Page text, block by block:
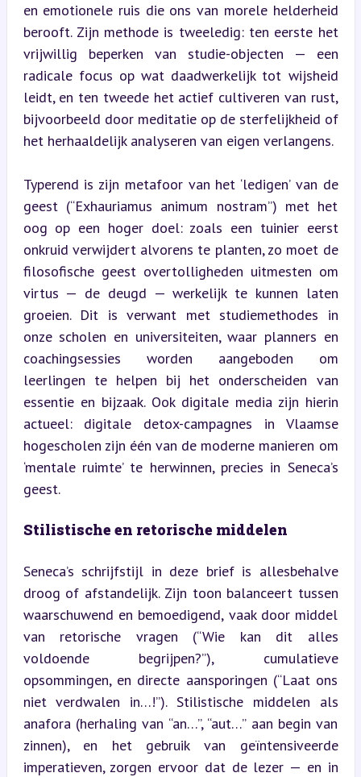
en emotionele ruis die ons van morele helderheid
berooft. Zijn methode is tweeledig: ten eerste het
vrijwillig beperken van studie-objecten — een
radicale focus op wat daadwerkelijk tot wijsheid
leidt, en ten tweede het actief cultiveren van rust,
bijvoorbeeld door meditatie op de sterfelijkheid of
het herhaaldelijk analyseren van eigen verlangens.
Typerend is zijn metafoor van het ‘ledigen’ van de
geest (“Exhauriamus animum nostram”) met het
oog op een hoger doel: zoals een tuinier eerst
onkruid verwijdert alvorens te planten, zo moet de
filosofische geest overtolligheden uitmesten om
virtus — de deugd — werkelijk te kunnen laten
groeien. Dit is verwant met studiemethodes in
onze scholen en universiteiten, waar planners en
coachingsessies worden aangeboden om
leerlingen te helpen bij het onderscheiden van
essentie en bijzaak. Ook digitale media zijn hierin
actueel: digitale detox-campagnes in Vlaamse
hogescholen zijn één van de moderne manieren om
‘mentale ruimte’ te herwinnen, precies in Seneca’s
geest.
Stilistische en retorische middelen
Seneca’s schrijfstijl in deze brief is allesbehalve
droog of afstandelijk. Zijn toon balanceert tussen
waarschuwend en bemoedigend, vaak door middel
van retorische vragen (“Wie kan dit alles
voldoende begrijpen?”), cumulatieve
opsommingen, en directe aansporingen (“Laat ons
niet verdwalen in…!”). Stilistische middelen als
anafora (herhaling van “an…”, “aut…” aan begin van
zinnen), en het gebruik van geïntensiveerde
imperatieven, zorgen ervoor dat de lezer — en in